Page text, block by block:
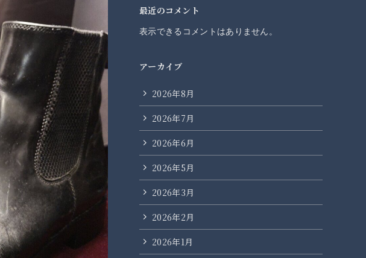
最近のコメント
表示できるコメントはありません。
アーカイブ
2026年8月
2026年7月
2026年6月
2026年5月
2026年3月
2026年2月
2026年1月